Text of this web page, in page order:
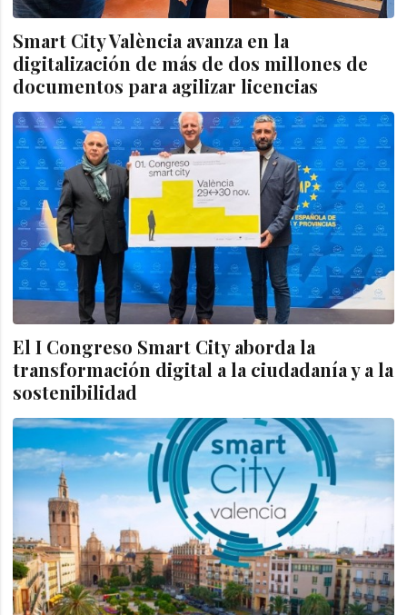
Smart City València avanza en la
digitalización de más de dos millones de
documentos para agilizar licencias
El I Congreso Smart City aborda la
transformación digital a la ciudadanía y a la
sostenibilidad